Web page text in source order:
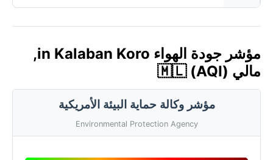
مؤشر جودة الهواء in Kalaban Koro,
مالي 🇲🇱 (AQI)
مؤشر وكالة حماية البيئة الأمريكية
Environmental Protection Agency